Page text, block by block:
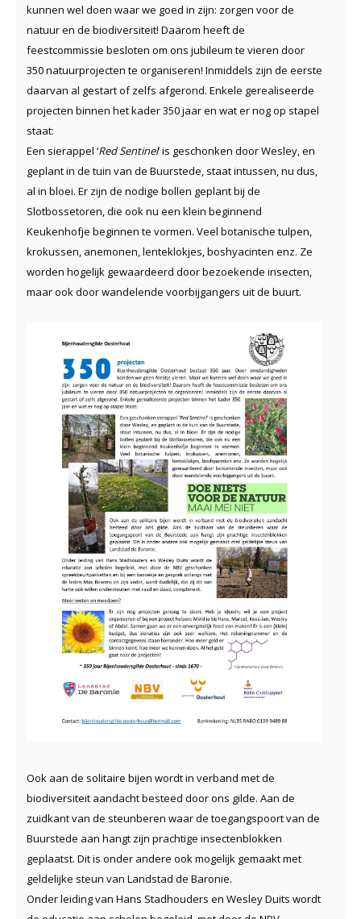
kunnen wel doen waar we goed in zijn: zorgen voor de
natuur en de biodiversiteit! Daarom heeft de
feestcommissie besloten om ons jubileum te vieren door
350 natuurprojecten te organiseren! Inmiddels zijn de eerste
daarvan al gestart of zelfs afgerond. Enkele gerealiseerde
projecten binnen het kader 350 jaar en wat er nog op stapel
staat:
Een sierappel ‘Red Sentinel’ is geschonken door Wesley, en
geplant in de tuin van de Buurstede, staat intussen, nu dus,
al in bloei. Er zijn de nodige bollen geplant bij de
Slotbossetoren, die ook nu een klein beginnend
Keukenhofje beginnen te vormen. Veel botanische tulpen,
krokussen, anemonen, lenteklokjes, boshyacinten enz. Ze
worden hogelijk gewaardeerd door bezoekende insecten,
maar ook door wandelende voorbijgangers uit de buurt.
Ook aan de solitaire bijen wordt in verband met de
biodiversiteit aandacht besteed door ons gilde. Aan de
zuidkant van de steunberen waar de toegangspoort van de
Buurstede aan hangt zijn prachtige insectenblokken
geplaatst. Dit is onder andere ook mogelijk gemaakt met
geldelijke steun van Landstad de Baronie.
Onder leiding van Hans Stadhouders en Wesley Duits wordt